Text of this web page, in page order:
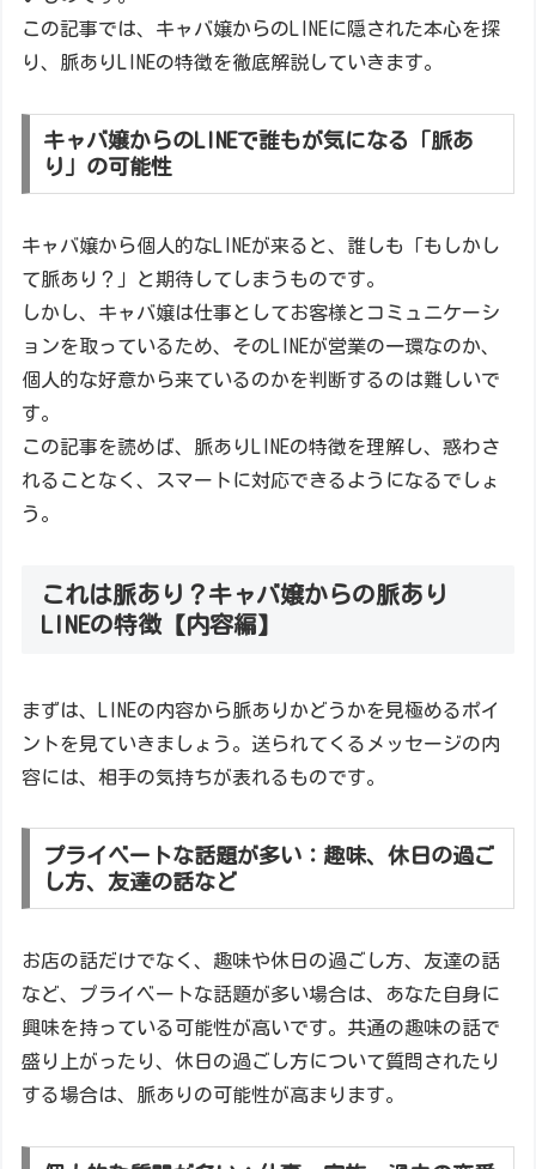
この記事では、キャバ嬢からのLINEに隠された本心を探
り、脈ありLINEの特徴を徹底解説していきます。
キャバ嬢からのLINEで誰もが気になる「脈あ
り」の可能性
キャバ嬢から個人的なLINEが来ると、誰しも「もしかし
て脈あり？」と期待してしまうものです。
しかし、キャバ嬢は仕事としてお客様とコミュニケーシ
ョンを取っているため、そのLINEが営業の一環なのか、
個人的な好意から来ているのかを判断するのは難しいで
す。
この記事を読めば、脈ありLINEの特徴を理解し、惑わさ
れることなく、スマートに対応できるようになるでしょ
う。
これは脈あり？キャバ嬢からの脈あり
LINEの特徴【内容編】
まずは、LINEの内容から脈ありかどうかを見極めるポイ
ントを見ていきましょう。送られてくるメッセージの内
容には、相手の気持ちが表れるものです。
プライベートな話題が多い：趣味、休日の過ご
し方、友達の話など
お店の話だけでなく、趣味や休日の過ごし方、友達の話
など、プライベートな話題が多い場合は、あなた自身に
興味を持っている可能性が高いです。共通の趣味の話で
盛り上がったり、休日の過ごし方について質問されたり
する場合は、脈ありの可能性が高まります。